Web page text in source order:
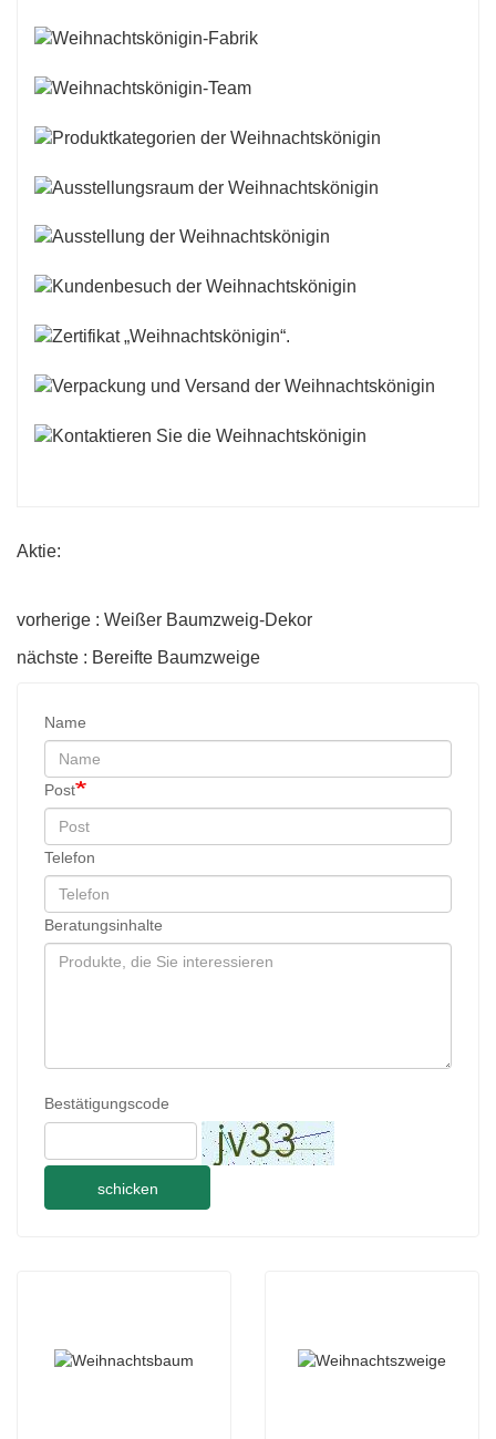
Aktie:
vorherige : Weißer Baumzweig-Dekor
nächste : Bereifte Baumzweige
Name
Post
Telefon
Beratungsinhalte
Bestätigungscode
schicken